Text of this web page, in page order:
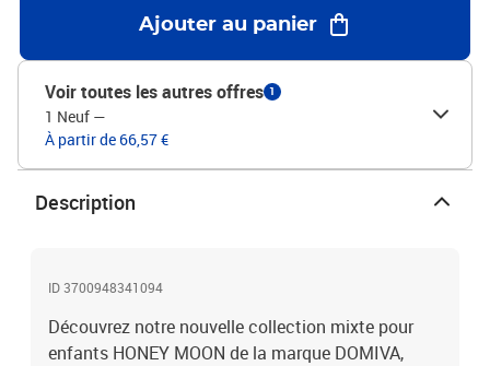
Ajouter au panier
Voir toutes les autres offres 1
1 Neuf —
À partir de 66,57 €
Description
ID 3700948341094
Découvrez notre nouvelle collection mixte pour
enfants HONEY MOON de la marque DOMIVA,